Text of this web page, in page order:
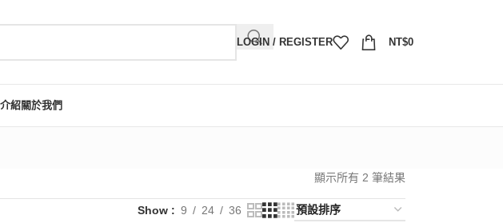
LOGIN / REGISTER NT$0
紹關於我們
顯示所有 2 筆結果
Show 9 24 36